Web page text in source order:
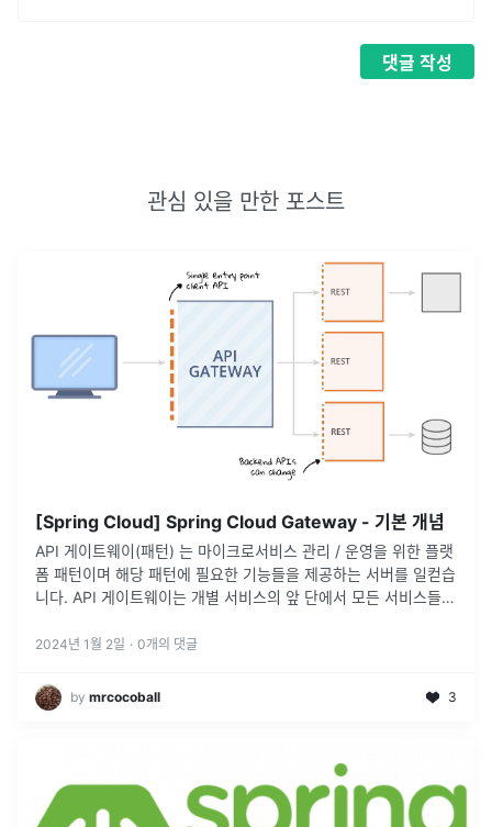
댓글 작성
관심 있을 만한 포스트
[Spring Cloud] Spring Cloud Gateway - 기본 개념
API 게이트웨이(패턴) 는 마이크로서비스 관리 / 운영을 위한 플랫
폼 패턴이며 해당 패턴에 필요한 기능들을 제공하는 서버를 일컫습
니다. API 게이트웨이는 개별 서비스의 앞 단에서 모든 서비스들의
니다
2024년 1월 2일 · 0개의 댓글
by mrcocoball 3